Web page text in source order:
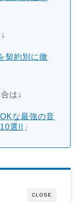
契約別に徹
は↓
な最強の音
選!! 」
CLOSE